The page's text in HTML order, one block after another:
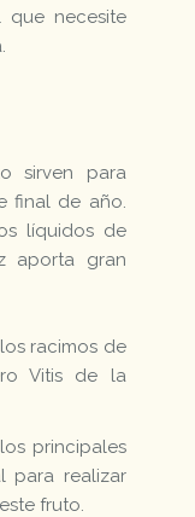
que necesite
sirven para
final de año.
líquidos de
aporta gran
racimos de
Vitis de la
principales
para realizar
fruto.